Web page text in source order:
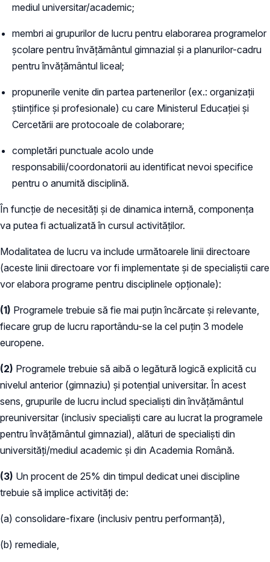
mediul universitar/academic;
membri ai grupurilor de lucru pentru elaborarea programelor
școlare pentru învățământul gimnazial și a planurilor-cadru
pentru învățământul liceal;
propunerile venite din partea partenerilor (ex.: organizații
științifice și profesionale) cu care Ministerul Educației și
Cercetării are protocoale de colaborare;
completări punctuale acolo unde
responsabilii/coordonatorii au identificat nevoi specifice
pentru o anumită disciplină.
În funcție de necesități și de dinamica internă, componența
va putea fi actualizată în cursul activităților.
Modalitatea de lucru va include următoarele linii directoare
(aceste linii directoare vor fi implementate și de specialiștii care
vor elabora programe pentru disciplinele opționale):
(1) Programele trebuie să fie mai puțin încărcate și relevante,
fiecare grup de lucru raportându-se la cel puțin 3 modele
europene.
(2) Programele trebuie să aibă o legătură logică explicită cu
nivelul anterior (gimnaziu) și potențial universitar. În acest
sens, grupurile de lucru includ specialiști din învățământul
preuniversitar (inclusiv specialiști care au lucrat la programele
pentru învățământul gimnazial), alături de specialiști din
universități/mediul academic și din Academia Română.
(3) Un procent de 25% din timpul dedicat unei discipline
trebuie să implice activități de:
(a) consolidare-fixare (inclusiv pentru performanță),
(b) remediale,